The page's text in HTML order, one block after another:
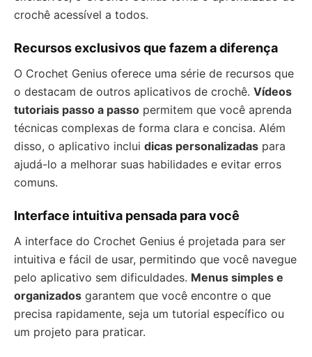
crochê acessível a todos.
Recursos exclusivos que fazem a diferença
O Crochet Genius oferece uma série de recursos que
o destacam de outros aplicativos de crochê. Vídeos
tutoriais passo a passo permitem que você aprenda
técnicas complexas de forma clara e concisa. Além
disso, o aplicativo inclui dicas personalizadas para
ajudá-lo a melhorar suas habilidades e evitar erros
comuns.
Interface intuitiva pensada para você
A interface do Crochet Genius é projetada para ser
intuitiva e fácil de usar, permitindo que você navegue
pelo aplicativo sem dificuldades. Menus simples e
organizados garantem que você encontre o que
precisa rapidamente, seja um tutorial específico ou
um projeto para praticar.